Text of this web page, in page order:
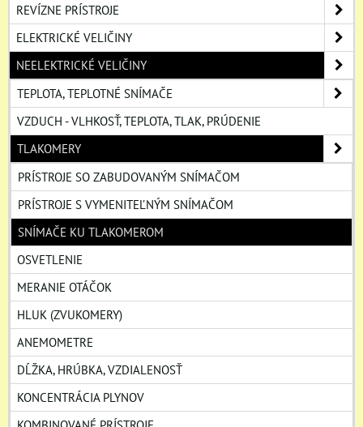
REVÍZNE PRÍSTROJE
ELEKTRICKÉ VELIČINY
NEELEKTRICKÉ VELIČINY
TEPLOTA, TEPLOTNÉ SNÍMAČE
VZDUCH - VLHKOSŤ, TEPLOTA, TLAK, PRÚDENIE
TLAKOMERY
PRÍSTROJE SO ZABUDOVANÝM SNÍMAČOM
PRÍSTROJE S VYMENITEĽNÝM SNÍMAČOM
SNÍMAČE KU TLAKOMEROM
OSVETLENIE
MERANIE OTÁČOK
HLUK (ZVUKOMERY)
ANEMOMETRE
DĹŽKA, HRÚBKA, VZDIALENOSŤ
KONCENTRÁCIA PLYNOV